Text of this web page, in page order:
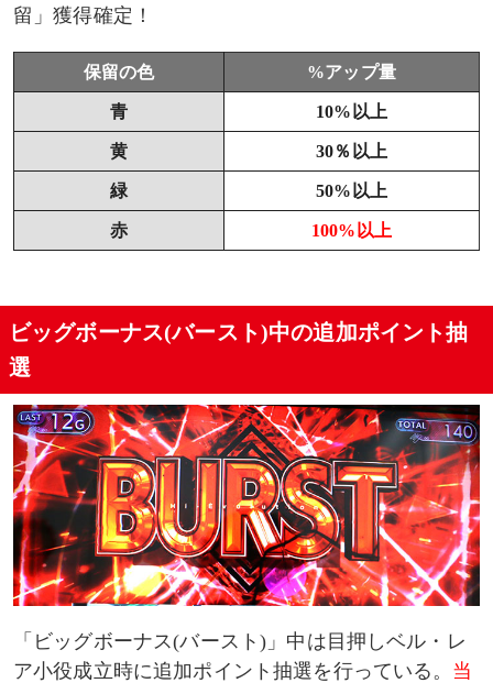
留」獲得確定！
保留の色 %アップ量
青 10%以上
黄 30％以上
緑 50%以上
赤 100%以上
ビッグボーナス(バースト)中の追加ポイント抽
選
「ビッグボーナス(バースト)」中は目押しベル・レ
ア小役成立時に追加ポイント抽選を行っている。 当